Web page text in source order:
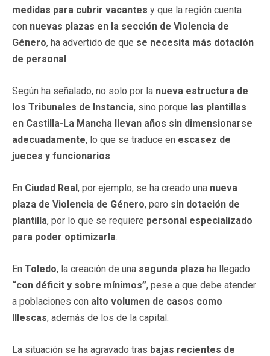
medidas para cubrir vacantes y que la región cuenta
con nuevas plazas en la sección de Violencia de
Género, ha advertido de que se necesita más dotación
de personal.
Según ha señalado, no solo por la nueva estructura de
los Tribunales de Instancia, sino porque las plantillas
en Castilla-La Mancha llevan años sin dimensionarse
adecuadamente, lo que se traduce en escasez de
jueces y funcionarios.
En Ciudad Real, por ejemplo, se ha creado una nueva
plaza de Violencia de Género, pero sin dotación de
plantilla, por lo que se requiere personal especializado
para poder optimizarla.
En Toledo, la creación de una segunda plaza ha llegado
“con déficit y sobre mínimos”, pese a que debe atender
a poblaciones con alto volumen de casos como
Illescas, además de los de la capital.
La situación se ha agravado tras bajas recientes de